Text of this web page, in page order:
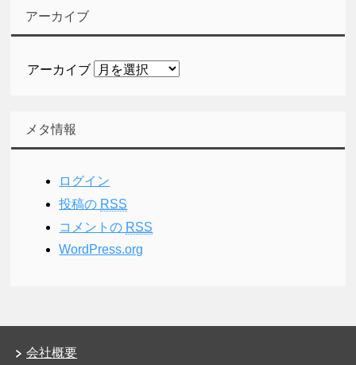
アーカイブ
アーカイブ
メタ情報
ログイン
投稿の RSS
コメントの RSS
WordPress.org
会社概要